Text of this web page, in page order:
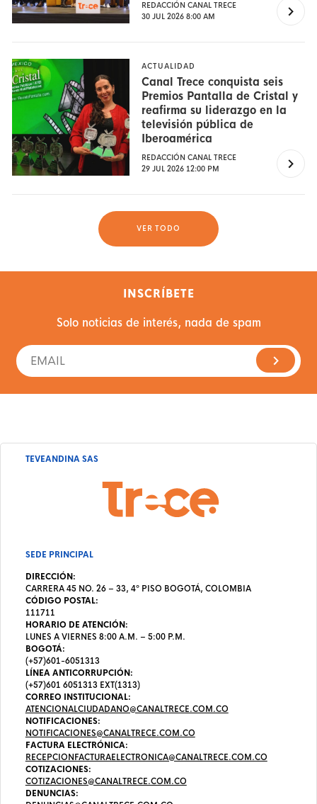
REDACCIÓN CANAL TRECE
30 JUL 2026 8:00 AM
ACTUALIDAD
Canal Trece conquista seis
Premios Pantalla de Cristal y
reafirma su liderazgo en la
televisión pública de
Iberoamérica
REDACCIÓN CANAL TRECE
29 JUL 2026 12:00 PM
VER TODO
INSCRÍBETE
Solo noticias de interés, nada de spam
TEVEANDINA SAS
SEDE PRINCIPAL
DIRECCIÓN:
CARRERA 45 NO. 26 – 33, 4º PISO BOGOTÁ, COLOMBIA
CÓDIGO POSTAL:
111711
HORARIO DE ATENCIÓN:
LUNES A VIERNES 8:00 A.M. – 5:00 P.M.
BOGOTÁ:
(+57)601-6051313
LÍNEA ANTICORRUPCIÓN:
(+57)601 6051313 EXT(1313)
CORREO INSTITUCIONAL:
ATENCIONALCIUDADANO@CANALTRECE.COM.CO
NOTIFICACIONES:
NOTIFICACIONES@CANALTRECE.COM.CO
FACTURA ELECTRÓNICA:
RECEPCIONFACTURAELECTRONICA@CANALTRECE.COM.CO
COTIZACIONES:
COTIZACIONES@CANALTRECE.COM.CO
DENUNCIAS: